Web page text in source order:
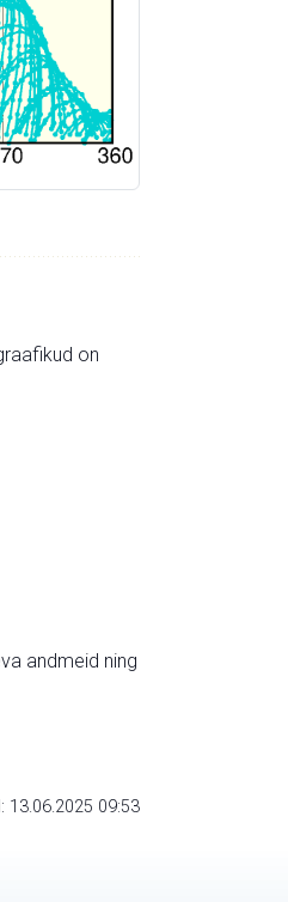
on
andmeid ning
13.06.2025 09:53